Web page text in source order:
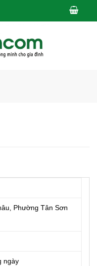
Phường Tân Sơn
ngày